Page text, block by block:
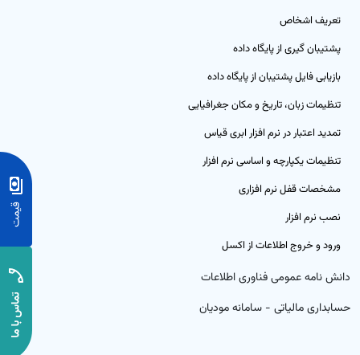
حسابداری ابری خدماتی
تولید
و دستمزد
انبار
خدمات
و فروش
تعریف اشخاص
پشتیبان گیری از پایگاه داده
بازیابی فایل پشتیبان از پایگاه داده
تنظیمات زبان، تاریخ و مکان جغرافیایی
تمدید اعتبار در نرم افزار ابری قیاس
تنظیمات یکپارچه و اساسی نرم افزار
مشخصات قفل نرم افزاری
نصب نرم افزار
ورود و خروج اطلاعات از اکسل
دانش نامه عمومی فناوری اطلاعات
حسابداری مالیاتی - سامانه مودیان